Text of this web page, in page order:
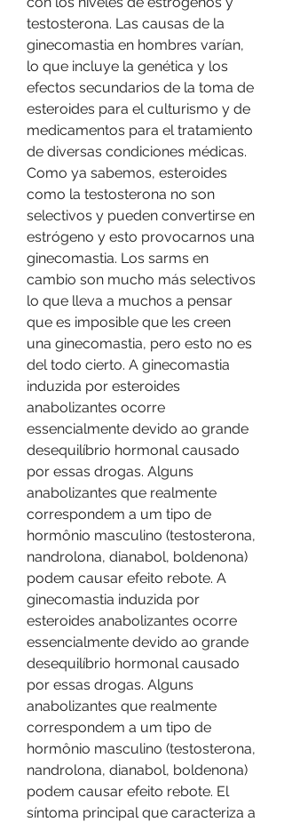
testosterona. Las causas de la
ginecomastia en hombres varían,
lo que incluye la genética y los
efectos secundarios de la toma de
esteroides para el culturismo y de
medicamentos para el tratamiento
de diversas condiciones médicas.
Como ya sabemos, esteroides
como la testosterona no son
selectivos y pueden convertirse en
estrógeno y esto provocarnos una
ginecomastia. Los sarms en
cambio son mucho más selectivos
lo que lleva a muchos a pensar
que es imposible que les creen
una ginecomastia, pero esto no es
del todo cierto. A ginecomastia
induzida por esteroides
anabolizantes ocorre
essencialmente devido ao grande
desequilíbrio hormonal causado
por essas drogas. Alguns
anabolizantes que realmente
correspondem a um tipo de
hormônio masculino (testosterona,
nandrolona, dianabol, boldenona)
podem causar efeito rebote. A
ginecomastia induzida por
esteroides anabolizantes ocorre
essencialmente devido ao grande
desequilíbrio hormonal causado
por essas drogas. Alguns
anabolizantes que realmente
correspondem a um tipo de
hormônio masculino (testosterona,
nandrolona, dianabol, boldenona)
podem causar efeito rebote. El
síntoma principal que caracteriza a